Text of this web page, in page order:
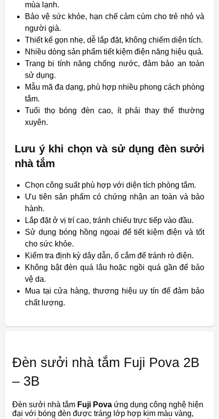
mùa lạnh.
Bảo vệ sức khỏe, hạn chế cảm cúm cho trẻ nhỏ và
người già.
Thiết kế gọn nhẹ, dễ lắp đặt, không chiếm diện tích.
Nhiều dòng sản phẩm tiết kiệm điện năng hiệu quả.
Trang bị tính năng chống nước, đảm bảo an toàn
sử dụng.
Mẫu mã đa dạng, phù hợp nhiều phong cách phòng
tắm.
Tuổi thọ bóng đèn cao, ít phải thay thế thường
xuyên.
Lưu ý khi chọn và sử dụng đèn sưởi
nhà tắm
Chọn công suất phù hợp với diện tích phòng tắm.
Ưu tiên sản phẩm có chứng nhận an toàn và bảo
hành.
Lắp đặt ở vị trí cao, tránh chiếu trực tiếp vào đầu.
Sử dụng bóng hồng ngoại để tiết kiệm điện và tốt
cho sức khỏe.
Kiểm tra định kỳ dây dẫn, ổ cắm để tránh rò điện.
Không bật đèn quá lâu hoặc ngồi quá gần để bảo
vệ da.
Mua tại cửa hàng, thương hiệu uy tín để đảm bảo
chất lượng.
Đèn sưởi nhà tắm Fuji Pova 2B
– 3B
Đèn sưởi nhà tắm Fuji Pova ứng dụng công nghệ hiện
đại với bóng đèn được tráng lớp hợp kim màu vàng,